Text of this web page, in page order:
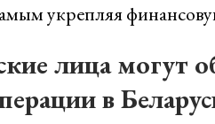
укрепляя
лица могут
в